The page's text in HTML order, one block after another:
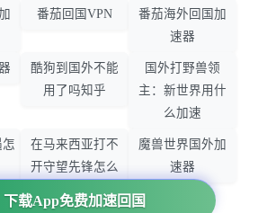
下载App免费加速回国
番茄回国VPN
番茄海外回国加
速器
酷狗到国外不能
用了吗知乎
国外打野兽领
主：新世界用什
么加速
怎
在马来西亚打不
开守望先锋怎么
办
魔兽世界国外加
速器